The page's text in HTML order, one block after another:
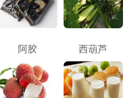
阿胶 西葫芦